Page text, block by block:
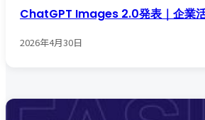
ChatGPT Images 2.0発表｜企業
2026年4月30日